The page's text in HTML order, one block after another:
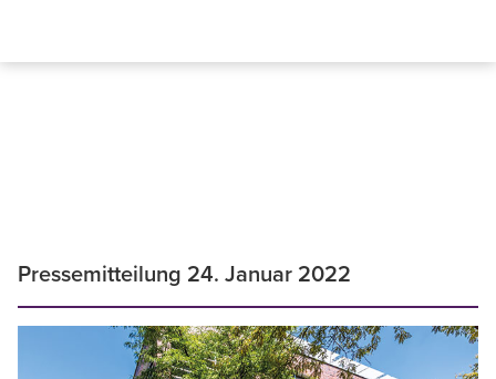
Pressemitteilung 24. Januar 2022